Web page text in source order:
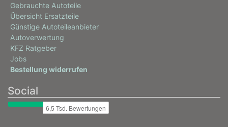
Gebrauchte Autoteile
Übersicht Ersatzteile
Günstige Autoteileanbieter
Autoverwertung
KFZ Ratgeber
Jobs
Bestellung widerrufen
Social